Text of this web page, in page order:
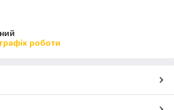
роботи